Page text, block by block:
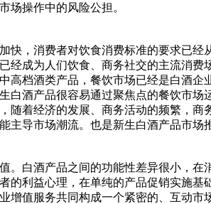
场操作中的风险公担。
，消费者对饮食消费标准的要求已经
经成为人们饮食、商务社交的主流消
高档酒类产品，餐饮市场已经是白酒
白酒产品很容易通过聚焦点的餐饮市
随着经济的发展、商务活动的频繁，
主导市场潮流。也是新生白酒产品市场
白酒产品之间的功能性差异很小，在
者的利益心理，在单纯的产品促销实施
增值服务共同构成一个紧密的、互动市